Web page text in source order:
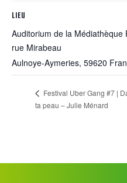
LIEU
Auditorium de la Médiathèque
rue Mirabeau
Aulnoye-Aymeries, 59620
Festival Uber Gang #7 |
ta peau – Julie Ménard